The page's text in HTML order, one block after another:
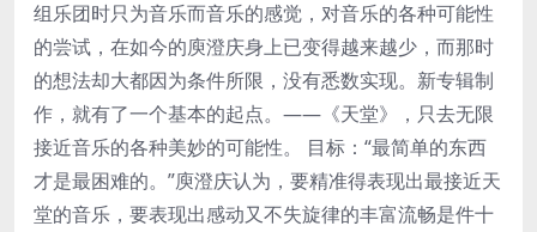
组乐团时只为音乐而音乐的感觉，对音乐的各种可能性
的尝试，在如今的庾澄庆身上已变得越来越少，而那时
的想法却大都因为条件所限，没有悉数实现。新专辑制
作，就有了一个基本的起点。——《天堂》，只去无限
接近音乐的各种美妙的可能性。 目标：“最简单的东西
才是最困难的。”庾澄庆认为，要精准得表现出最接近天
堂的音乐，要表现出感动又不失旋律的丰富流畅是件十